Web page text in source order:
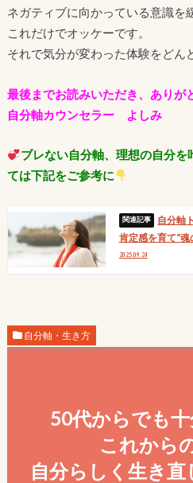
ネガティブに向かっている意識を
これだけでオッケーです。
それで気分が変わった体験をどん
最後までお読みいただき、ありが
自分軸カウンセラー よしみ
ブレない自分軸、理想の自分
ては下記をご参考に
自分軸
肯定感を育て“
2025.09.24
自分軸・生き方
50代からでも十
これから
自分らしく生き